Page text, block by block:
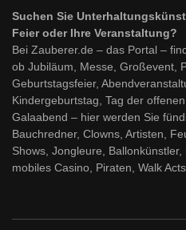
Suchen Sie
Feier oder Ihre Veranstaltung?
Bei Zauberer.de – das Portal –
ob Jubiläum, Messe, Großevent,
Geburtstagsfeier,
Kindergeburtstag, Tag der
Galaabend – hier werden Sie
Bauchredner, Clowns, Artisten,
Shows, Jongleure,
mobiles Casino, Piraten, Walk